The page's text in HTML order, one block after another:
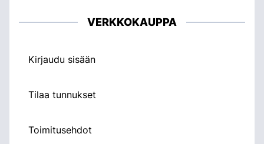
VERKKOKAUPPA
Kirjaudu sisään
Tilaa tunnukset
Toimitusehdot